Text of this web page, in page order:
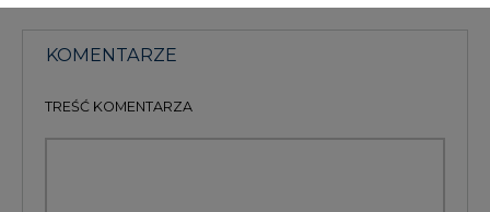
KOMENTARZE
TREŚĆ KOMENTARZA